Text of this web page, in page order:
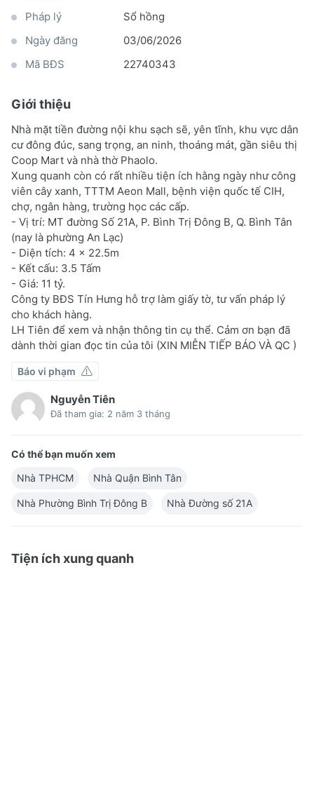
Pháp lý
Sổ hồng
Ngày đăng
03/06/2026
Mã BĐS
22740343
Giới thiệu
Nhà mặt tiền đường nội khu sạch sẽ, yên tĩnh, khu vực dân
cư đông đúc, sang trọng, an ninh, thoáng mát, gần siêu thị
Coop Mart và nhà thờ Phaolo.
Xung quanh còn có rất nhiều tiện ích hằng ngày như công
viên cây xanh, TTTM Aeon Mall, bệnh viện quốc tế CIH,
chợ, ngân hàng, trường học các cấp.
- Vị trí: MT đường Số 21A, P. Bình Trị Đông B, Q. Bình Tân
(nay là phường An Lạc)
- Diện tích: 4 x 22.5m
- Kết cấu: 3.5 Tấm
- Giá: 11 tỷ.
Công ty BĐS Tín Hưng hỗ trợ làm giấy tờ, tư vấn pháp lý
cho khách hàng.
LH Tiên để xem và nhận thông tin cụ thể. Cảm ơn bạn đã
dành thời gian đọc tin của tôi (XIN MIỄN TIẾP BÁO VÀ QC )
Báo vi phạm
Nguyễn Tiên
Đã tham gia: 2 năm 3 tháng
Có thể bạn muốn xem
Nhà TPHCM
Nhà Quận Bình Tân
Nhà Phường Bình Trị Đông B Nhà Đường số 21A
Tiện ích xung quanh